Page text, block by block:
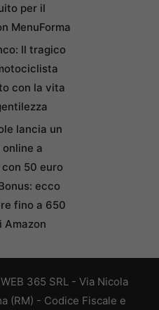
per il
MenuForma
Il tragico
con la vita
lancia un
a
50 euro
ecco
fino a 650
Amazon
365 SRL - Via Nicola
(RM) - Codice Fiscale e